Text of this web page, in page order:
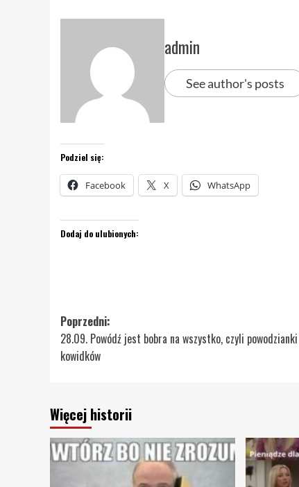
admin
See author's posts
Podziel się:
Facebook X WhatsApp
Dodaj do ulubionych:
Zobacz
wpisy
Poprzedni:
28.09. Powódź jest bobra na wszystko, czyli
kowidków
Więcej historii